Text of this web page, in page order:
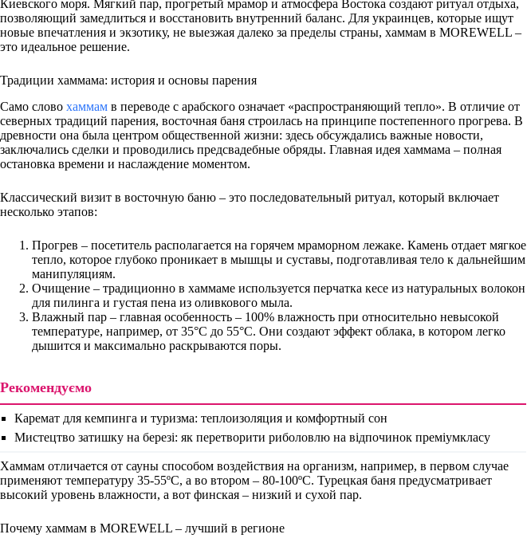
Киевского моря. Мягкий пар, прогретый мрамор и атмосфера Востока создают ритуал отдыха,
позволяющий замедлиться и восстановить внутренний баланс. Для украинцев, которые ищут
новые впечатления и экзотику, не выезжая далеко за пределы страны, хаммам в MOREWELL –
это идеальное решение.
Традиции хаммама: история и основы парения
Само слово хаммам в переводе с арабского означает «распространяющий тепло». В отличие от
северных традиций парения, восточная баня строилась на принципе постепенного прогрева. В
древности она была центром общественной жизни: здесь обсуждались важные новости,
заключались сделки и проводились предсвадебные обряды. Главная идея хаммама – полная
остановка времени и наслаждение моментом.
Классический визит в восточную баню – это последовательный ритуал, который включает
несколько этапов:
Прогрев – посетитель располагается на горячем мраморном лежаке. Камень отдает мягкое
тепло, которое глубоко проникает в мышцы и суставы, подготавливая тело к дальнейшим
манипуляциям.
Очищение – традиционно в хаммаме используется перчатка кесе из натуральных волокон
для пилинга и густая пена из оливкового мыла.
Влажный пар – главная особенность – 100% влажность при относительно невысокой
температуре, например, от 35°C до 55°C. Они создают эффект облака, в котором легко
дышится и максимально раскрываются поры.
Рекомендуємо
Каремат для кемпинга и туризма: теплоизоляция и комфортный сон
Мистецтво затишку на березі: як перетворити риболовлю на відпочинок преміумкласу
Хаммам отличается от сауны способом воздействия на организм, например, в первом случае
применяют температуру 35-55ºС, а во втором – 80-100ºС. Турецкая баня предусматривает
высокий уровень влажности, а вот финская – низкий и сухой пар.
Почему хаммам в MOREWELL – лучший в регионе